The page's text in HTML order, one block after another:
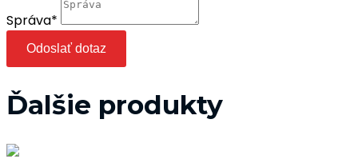
Správa*
Odoslať dotaz
Ďalšie produkty